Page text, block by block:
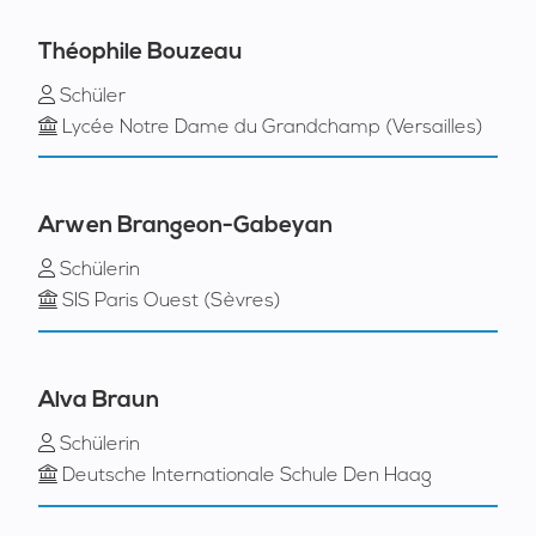
Théophile Bouzeau
Schüler
Lycée Notre Dame du Grandchamp (Versailles)
Arwen Brangeon-Gabeyan
Schülerin
SIS Paris Ouest (Sèvres)
Alva Braun
Schülerin
Deutsche Internationale Schule Den Haag